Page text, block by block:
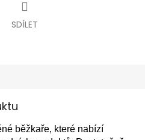
SDÍLET
běžkaře, které nabízí